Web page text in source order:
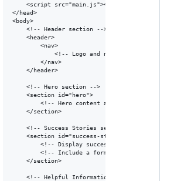
    <script src="main.js"></script>
</head>
<body>
    <!-- Header section -->
    <header>
        <nav>
            <!-- Logo and navigation menu -->
        </nav>
    </header>
    <!-- Hero section -->
    <section id="hero">
<!-- Hero content and call to action
    </section>
    <!-- Success Stories section -->
    <section id="success-stories">
<!-- Display success stories with
<!-- Include a form for users to
    </section>
    <!-- Helpful Information section -->